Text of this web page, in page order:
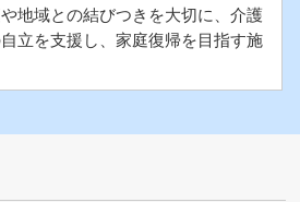
地域との結びつきを大切に、介護
立を支援し、家庭復帰を目指す施